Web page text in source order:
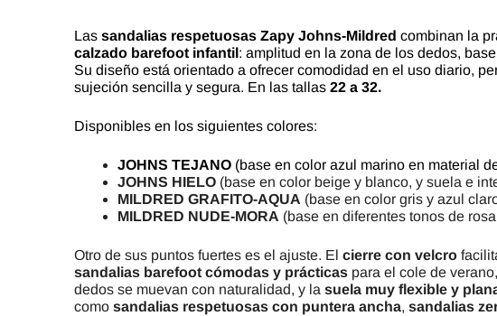
Las sandalias respetuosas Zapy Johns-Mildred combinan la
calzado barefoot infantil: amplitud en la zona de los dedos,
Su diseño está orientado a ofrecer comodidad en el uso diario,
sujeción sencilla y segura. En las tallas 22 a 32.
Disponibles en los siguientes colores:
JOHNS TEJANO (base en color azul marino en material
JOHNS HIELO (base en color beige y blanco, y suela e
MILDRED GRAFITO-AQUA (base en color gris y azul
MILDRED NUDE-MORA (base en diferentes tonos de
Otro de sus puntos fuertes es el ajuste. El cierre con velcro
sandalias barefoot cómodas y prácticas para el cole de
dedos se muevan con naturalidad, y la suela muy flexible y
como sandalias respetuosas con puntera ancha, sandalias